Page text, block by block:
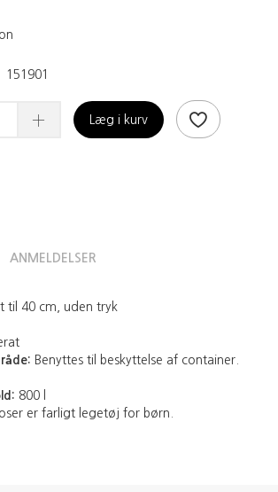
151901
Læg i kurv
ANMELDELSER
til 40 cm, uden tryk
Benyttes til beskyttelse af container.
800 l
er farligt legetøj for børn.